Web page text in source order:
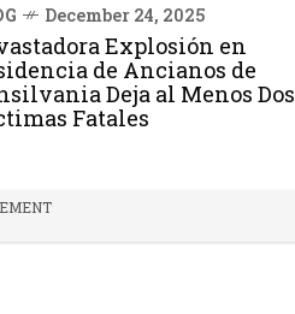
December 24, 2025
Explosión en
de Ancianos de
Deja al Menos Dos
Fatales